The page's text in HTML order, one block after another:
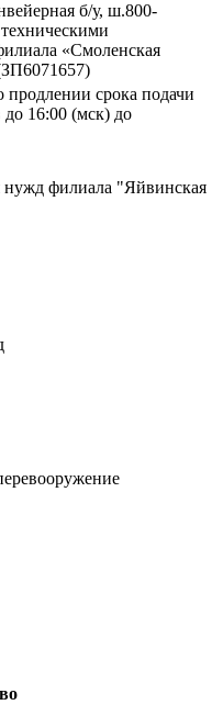
б/у, ш.800-
«Смоленская
продлении срока подачи
16:00 (мск) до
нужд филиала "Яйвинская